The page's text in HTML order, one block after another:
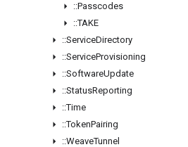
::Passcodes
::TAKE
::ServiceDirectory
::ServiceProvisioning
::SoftwareUpdate
::StatusReporting
::Time
::TokenPairing
::WeaveTunnel